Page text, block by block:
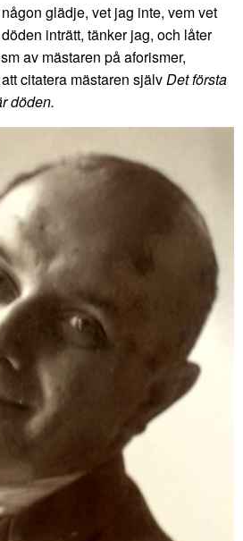
glädje, vet jag inte, vem vet
inträtt, tänker jag, och låter
av mästaren på aforismer,
citatera mästaren självDet första
döden.